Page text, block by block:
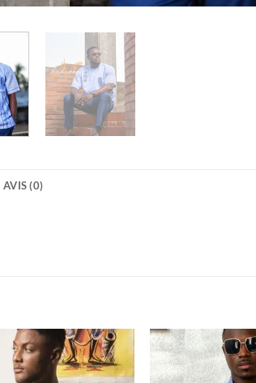
AVIS (0)